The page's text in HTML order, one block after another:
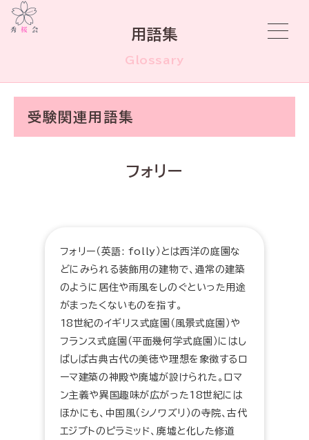
用語集
Glossary
受験関連用語集
フォリー
フォリー（英語: folly）とは西洋の庭園な
どにみられる装飾用の建物で、通常の建築
のように居住や雨風をしのぐといった用途
がまったくないものを指す。
18世紀のイギリス式庭園（風景式庭園）や
フランス式庭園（平面幾何学式庭園）にはし
ばしば古典古代の美徳や理想を象徴するロ
ーマ建築の神殿や廃墟が設けられた。ロマ
ン主義や異国趣味が広がった18世紀には
ほかにも、中国風（シノワズリ）の寺院、古代
エジプトのピラミッド、廃墟と化した修道